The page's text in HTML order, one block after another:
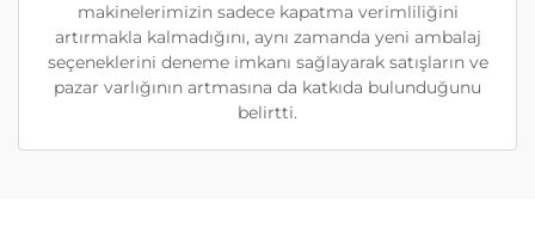
makinelerimizin sadece kapatma verimliliğini
artırmakla kalmadığını, aynı zamanda yeni ambalaj
seçeneklerini deneme imkanı sağlayarak satışların ve
pazar varlığının artmasına da katkıda bulunduğunu
belirtti.